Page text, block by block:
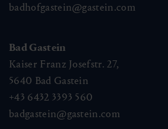
badhofgastein@gastein.com
Bad Gastein
Kaiser Franz Josefstr. 27,
5640 Bad Gastein
+43 6432 3393 560
badgastein@gastein.com